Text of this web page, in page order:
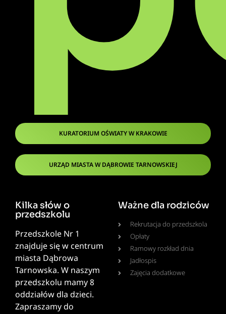
KURATORIUM OŚWIATY W KRAKOWIE
URZĄD MIASTA W DĄBROWIE TARNOWSKIEJ
Kilka słów o
przedszkolu
Przedszkole Nr 1
znajduje się w centrum
miasta Dąbrowa
Tarnowska. W naszym
przedszkolu mamy 8
oddziałów dla dzieci.
Zapraszamy do
Ważne dla rodziców
Rekrutacja do przedszkola
Opłaty
Ramowy rozkład dnia
Jadłospis
Zajęcia dodatkowe